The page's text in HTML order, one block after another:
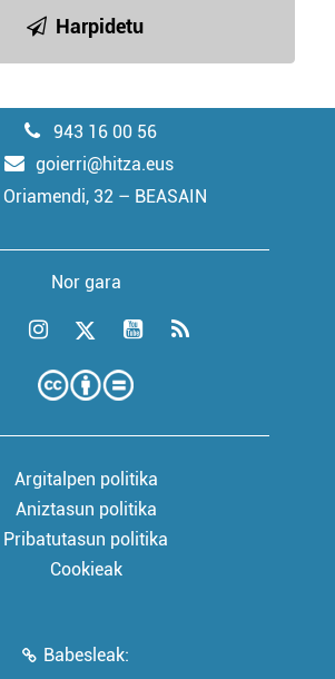
Harpidetu
943 16 00 56
goierri@hitza.eus
Oriamendi, 32 – BEASAIN
Nor gara
Argitalpen politika
Aniztasun politika
Pribatutasun politika
Cookieak
Babesleak: